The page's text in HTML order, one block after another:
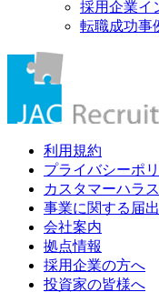
採用企業イ
転職成功事
利用規約
プライバシーポ
カスタマーハラ
事業に関する届
会社案内
拠点情報
採用企業の方へ
投資家の皆様へ